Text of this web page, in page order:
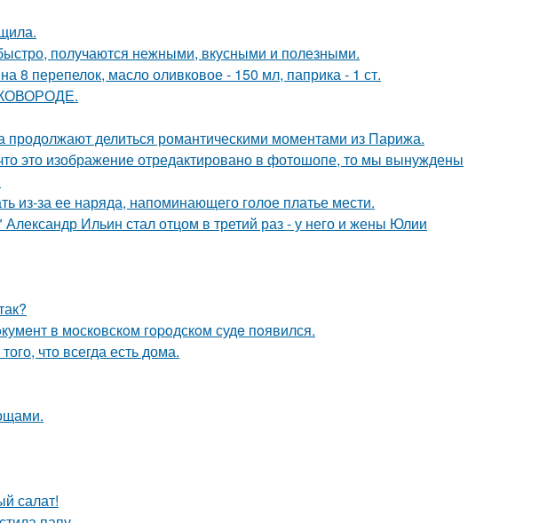
получаются нежными, вкусными и полезными.
8 перепелок, масло оливковое - 150 мл, паприка - 1 ст.
делиться романтическими моментами из Парижа.
это изображение отредактировано в фотошопе, то мы вынуждены
из-за ее наряда, напоминающего голое платье мести.
Ильин стал отцом в третий раз - у него и жены Юлии
в мoскoвскoм гopoдскoм судe пoявился.
что всегда есть дома.
салат!